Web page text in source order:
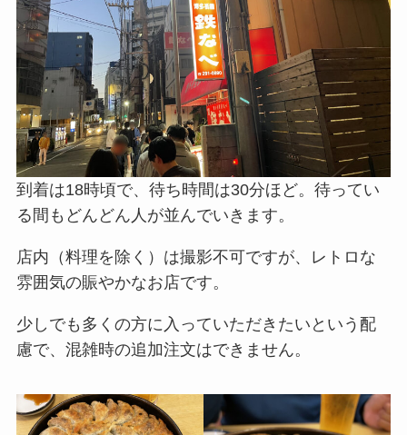
到着は18時頃で、待ち時間は30分ほど。待ってい
る間もどんどん人が並んでいきます。
店内（料理を除く）は撮影不可ですが、レトロな
雰囲気の賑やかなお店です。
少しでも多くの方に入っていただきたいという配
慮で、混雑時の追加注文はできません。